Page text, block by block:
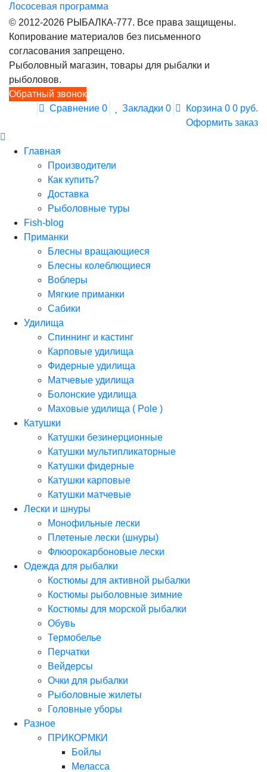
Лососевая программа
© 2012-2026 РЫБАЛКА-777. Все права защищены.
Копирование материалов без письменного
согласования запрещено.
Рыболовный магазин, товары для рыбалки и
рыболовов.
Обратный звонок
Сравнение 0 Закладки 0 Корзина 0 0 руб.
Оформить заказ
Главная
Производители
Как купить?
Доставка
Рыболовные туры
Fish-blog
Приманки
Блесны вращающиеся
Блесны колеблющиеся
Воблеры
Мягкие приманки
Сабики
Удилища
Спиннинг и кастинг
Карповые удилища
Фидерные удилища
Матчевые удилища
Болонские удилища
Маховые удилища ( Pole )
Катушки
Катушки безинерционные
Катушки мультипликаторные
Катушки фидерные
Катушки карповые
Катушки матчевые
Лески и шнуры
Монофильные лески
Плетеные лески (шнуры)
Флюорокарбоновые лески
Одежда для рыбалки
Костюмы для активной рыбалки
Костюмы рыболовные зимние
Костюмы для морской рыбалки
Обувь
Термобелье
Перчатки
Вейдерсы
Очки для рыбалки
Рыболовные жилеты
Головные уборы
Разное
ПРИКОРМКИ
Бойлы
Меласса